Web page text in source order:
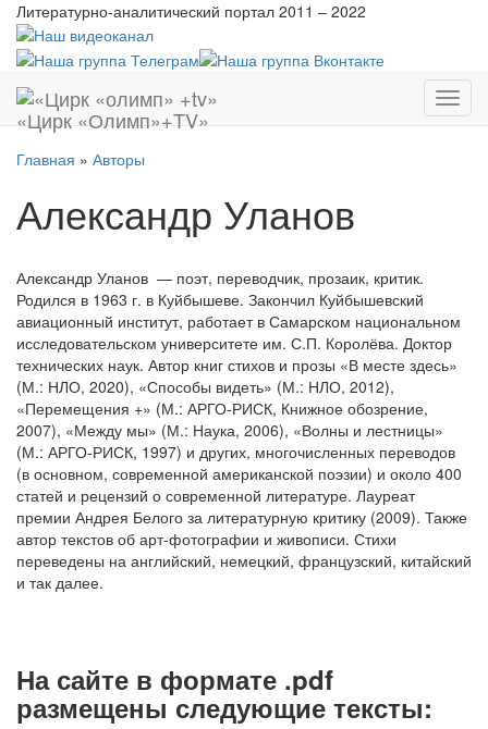
Литературно-аналитический портал 2011 – 2022
меню
«Цирк «Олимп»+TV»
Главная » Авторы
Александр Уланов
Александр Уланов — поэт, переводчик, прозаик, критик.
Родился в 1963 г. в Куйбышеве. Закончил Куйбышевский
авиационный институт, работает в Самарском национальном
исследовательском университете им. С.П. Королёва. Доктор
технических наук. Автор книг стихов и прозы «В месте здесь»
(М.: НЛО, 2020), «Способы видеть» (М.: НЛО, 2012),
«Перемещения +» (М.: АРГО-РИСК, Книжное обозрение,
2007), «Между мы» (М.: Наука, 2006), «Волны и лестницы»
(М.: АРГО-РИСК, 1997) и других, многочисленных переводов
(в основном, современной американской поэзии) и около 400
статей и рецензий о современной литературе. Лауреат
премии Андрея Белого за литературную критику (2009). Также
автор текстов об арт-фотографии и живописи. Стихи
переведены на английский, немецкий, французский, китайский
и так далее.
На сайте в формате .pdf
размещены следующие тексты: